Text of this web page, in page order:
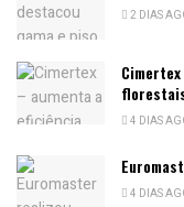
2 DIAS
4 DIAS
4 DIAS